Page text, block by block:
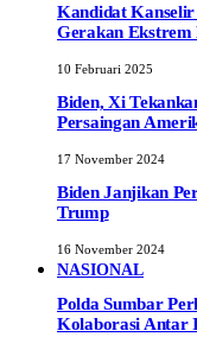
Kandidat Kanselir
Gerakan Ekstrem
10 Februari 2025
Biden, Xi
Persaingan
17 November 2024
Biden Janjikan
Trump
16 November 2024
NASIONAL
Polda Sumbar
Kolaborasi Antar